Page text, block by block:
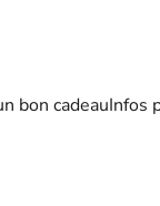
bon cadeauInfos